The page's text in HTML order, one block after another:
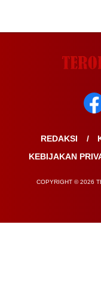
REDAKSI
KEBIJAKAN
COPYRIGHT © 2026